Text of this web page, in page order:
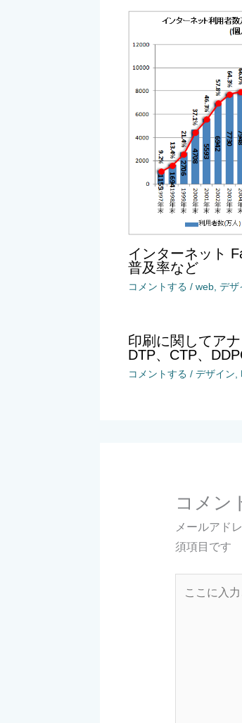
インターネット
普及率など
コメントする / web デザ
印刷に関してアナ
DTP、CTP、
コメントする / デザイン
コメン
メールアド
須項目です